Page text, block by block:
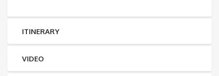
ITINERARY
VIDEO